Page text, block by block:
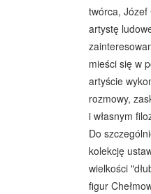
twórca, Józef
artystę
mieści się w
artyście
rozmowy,
i własnym
Do
kolekcję
wielkości
figur